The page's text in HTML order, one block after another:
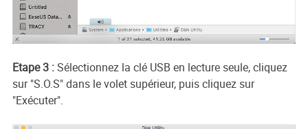
Etape 3 :Sélectionnez la clé USB en lecture seule, cliquez
sur "S.O.S" dans le volet supérieur, puis cliquez sur
"Exécuter".